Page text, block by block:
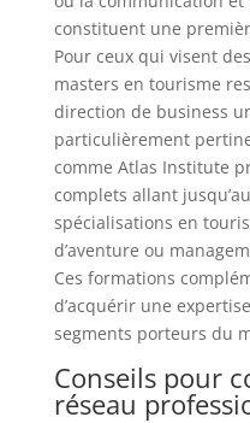
constituent une
Pour ceux qui visent
masters en tourisme
direction de business
particulièrement
comme Atlas Institute
complets allant
spécialisations en
d’aventure ou
Ces formations
d’acquérir une
segments porteurs du
Conseils pour
réseau